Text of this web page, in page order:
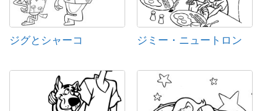
ジグとシャーコ ジミー・ニュートロン